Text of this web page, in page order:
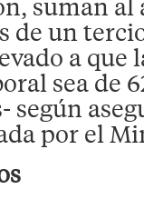
de un
a que
sea de
según
por el